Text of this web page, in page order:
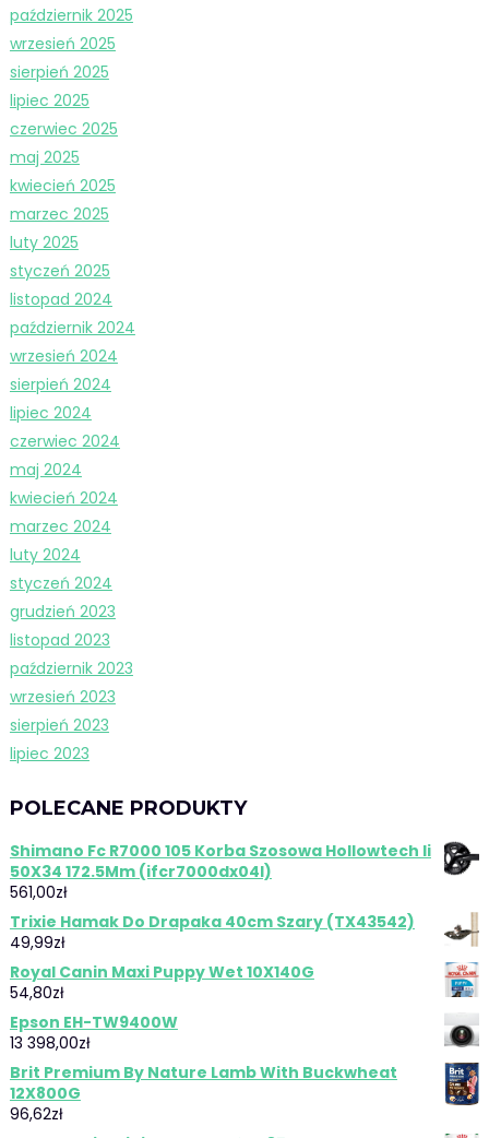
październik 2025
wrzesień 2025
sierpień 2025
lipiec 2025
czerwiec 2025
maj 2025
kwiecień 2025
marzec 2025
luty 2025
styczeń 2025
listopad 2024
październik 2024
wrzesień 2024
sierpień 2024
lipiec 2024
czerwiec 2024
maj 2024
kwiecień 2024
marzec 2024
luty 2024
styczeń 2024
grudzień 2023
listopad 2023
październik 2023
wrzesień 2023
sierpień 2023
lipiec 2023
POLECANE PRODUKTY
Shimano Fc R7000 105 Korba Szosowa Hollowtech Ii
50X34 172.5Mm (ifcr7000dx04l)
561,00zł
Trixie Hamak Do Drapaka 40cm Szary (TX43542)
49,99zł
Royal Canin Maxi Puppy Wet 10X140G
54,80zł
Epson EH-TW9400W
13 398,00zł
Brit Premium By Nature Lamb With Buckwheat
12X800G
96,62zł